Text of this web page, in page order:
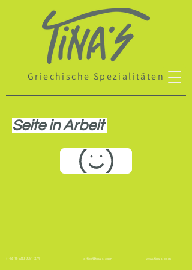
Griechische Spezialitäten
Seite in Arbeit
+ 43 (0) 680 2251 374 office@tina-s.com www.tina-s.com